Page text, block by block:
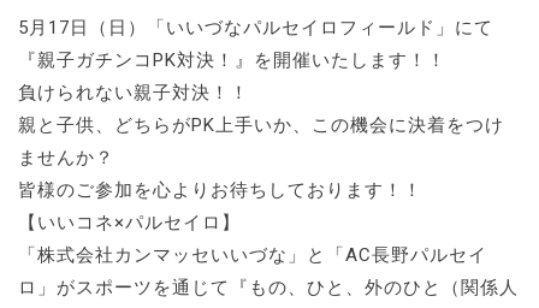
5月17日（日）「いいづなパルセイロフィールド」にて
『親子ガチンコPK対決！』を開催いたします！！
負けられない親子対決！！
親と子供、どちらがPK上手いか、この機会に決着をつけ
ませんか？
皆様のご参加を心よりお待ちしております！！
【いいコネ×パルセイロ】
「株式会社カンマッセいいづな」と「AC長野パルセイ
ロ」がスポーツを通じて『もの、ひと、外のひと（関係人